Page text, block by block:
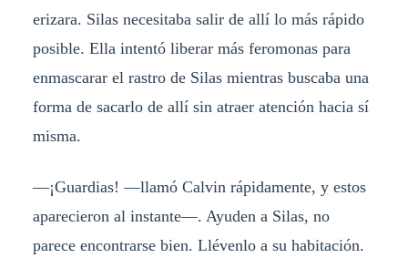
erizara. Silas necesitaba salir de allí lo más rápido
posible. Ella intentó liberar más feromonas para
enmascarar el rastro de Silas mientras buscaba una
forma de sacarlo de allí sin atraer atención hacia sí
misma.
—¡Guardias! —llamó Calvin rápidamente, y estos
aparecieron al instante—. Ayuden a Silas, no
parece encontrarse bien. Llévenlo a su habitación.